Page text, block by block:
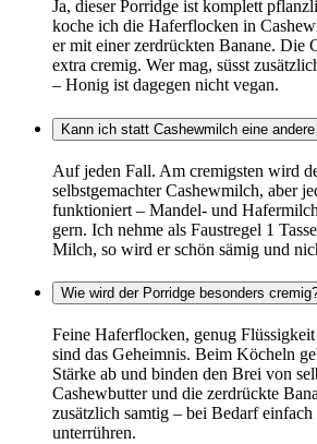
Ja, dieser Porridge ist komplett
koche ich die Haferflocken in
er mit einer zerdrückten Banane. Die
extra cremig. Wer mag, süsst
– Honig ist dagegen nicht vegan.
Kann ich statt Cashewmilch eine
Auf jeden Fall. Am cremigsten wird
selbstgemachter Cashewmilch, aber
funktioniert – Mandel- und
gern. Ich nehme als Faustregel 1
Milch, so wird er schön sämig und
Wie wird der Porridge besonders
Feine Haferflocken, genug
sind das Geheimnis. Beim Köcheln
Stärke ab und binden den Brei von
Cashewbutter und die zerdrückte
zusätzlich samtig – bei Bedarf
unterrühren.